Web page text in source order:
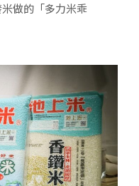
做的「多力米乖